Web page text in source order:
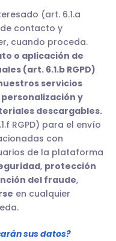
(art. 6.1.a
de contacto y
cuando proceda.
o aplicación de
(art. 6.1.b RGPD)
servicios
y
descargables.
RGPD) para el envío
con
de la plataforma
, protección
del fraude,
en cualquier
sus datos?